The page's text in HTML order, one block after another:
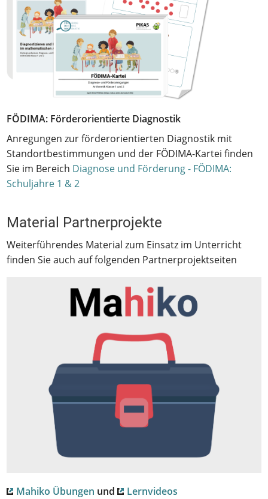
FÖDIMA: Förderorientierte Diagnostik
Anregungen zur förderorientierten Diagnostik mit
Standortbestimmungen und der FÖDIMA-Kartei finden
Sie im Bereich Diagnose und Förderung - FÖDIMA:
Schuljahre 1 & 2
Material Partnerprojekte
Weiterführendes Material zum Einsatz im Unterricht
finden Sie auch auf folgenden Partnerprojektseiten
Mahiko Übungen und
Lernvideos